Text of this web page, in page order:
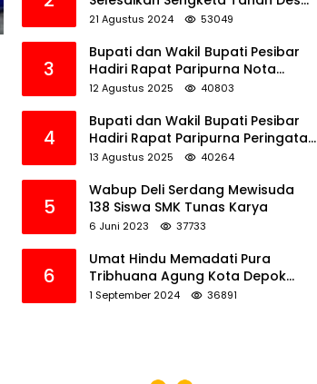
Tawamalewe
21 Agustus 2024 53049
3
Bupati dan Wakil Bupati Pesibar
Hadiri Rapat Paripurna Nota
Keuangan Ranperda APBD
12 Agustus 2025 40803
4
Bupati dan Wakil Bupati Pesibar
Hadiri Rapat Paripurna Peringatan
HUT Ke-12 Pesibar
13 Agustus 2025 40264
5
Wabup Deli Serdang Mewisuda
138 Siswa SMK Tunas Karya
6 Juni 2023 37733
6
Umat Hindu Memadati Pura
Tribhuana Agung Kota Depok
Jawa Barat
1 September 2024 36891